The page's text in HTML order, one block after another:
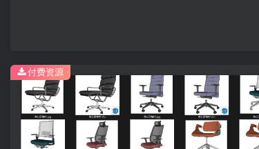
付费资源